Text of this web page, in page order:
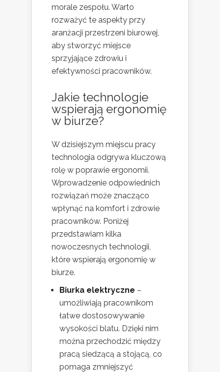
morale zespołu. Warto
rozważyć te aspekty przy
aranżacji przestrzeni biurowej,
aby stworzyć miejsce
sprzyjające zdrowiu i
efektywności pracowników.
Jakie technologie
wspierają ergonomię
w biurze?
W dzisiejszym miejscu pracy
technologia odgrywa kluczową
rolę w poprawie ergonomii.
Wprowadzenie odpowiednich
rozwiązań może znacząco
wpłynąć na komfort i zdrowie
pracowników. Poniżej
przedstawiam kilka
nowoczesnych technologii,
które wspierają ergonomię w
biurze.
Biurka elektryczne –
umożliwiają pracownikom
łatwe dostosowywanie
wysokości blatu. Dzięki nim
można przechodzić między
pracą siedzącą a stojącą, co
pomaga zmniejszyć